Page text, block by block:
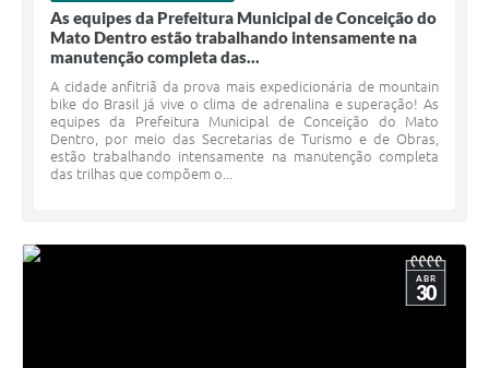
As equipes da Prefeitura Municipal de Conceição do
Mato Dentro estão trabalhando intensamente na
manutenção completa das...
A cidade anfitriã da prova mais expedicionária de mountain
bike do Brasil já vive o clima de adrenalina e superação! As
equipes da Prefeitura Municipal de Conceição do Mato
Dentro, por meio das Secretarias de Turismo e de Obras,
estão trabalhando intensamente na manutenção completa
das trilhas que compõem o...
ABR
30